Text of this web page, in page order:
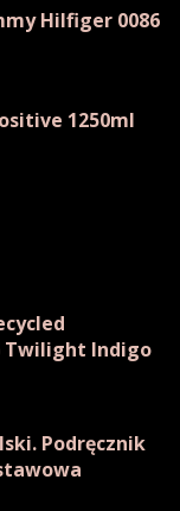
Hilfiger 0086
1250ml
Twilight Indigo
Podręcznik